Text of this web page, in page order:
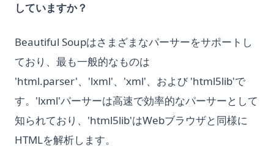
していますか？
Beautiful Soupはさまざまなパーサーをサポートし
ており、最も一般的なものは
'html.parser'、'lxml'、'xml'、および 'html5lib'で
す。'lxml'パーサーは高速で効率的なパーサーとして
知られており、'html5lib'はWebブラウザと同様に
HTMLを解析します。